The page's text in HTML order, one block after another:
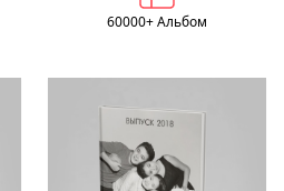
60000+ Альбом